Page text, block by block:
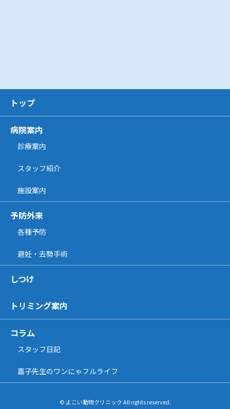
トップ
病院案内
診療案内
スタッフ紹介
施設案内
予防外来
各種予防
避妊・去勢手術
しつけ
トリミング案内
コラム
スタッフ日記
嘉子先生のワンにゃフルライフ
© よこい動物クリニック All rights reserved.